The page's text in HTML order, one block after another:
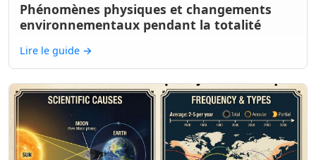
Phénomènes physiques et changements
environnementaux pendant la totalité
Lire le guide →